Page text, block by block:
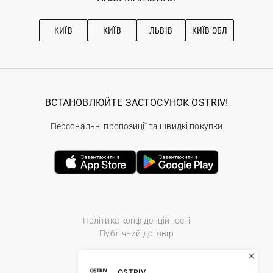
Рекомендації з догляду
КИЇВ КИЇВ ЛЬВІВ КИЇВ ОБЛ
Політика конфіденційності
Публічний договір
ВСТАНОВЛЮЙТЕ ЗАСТОСУНОК OSTRIV!
Персональні пропозиції та швидкі покупки